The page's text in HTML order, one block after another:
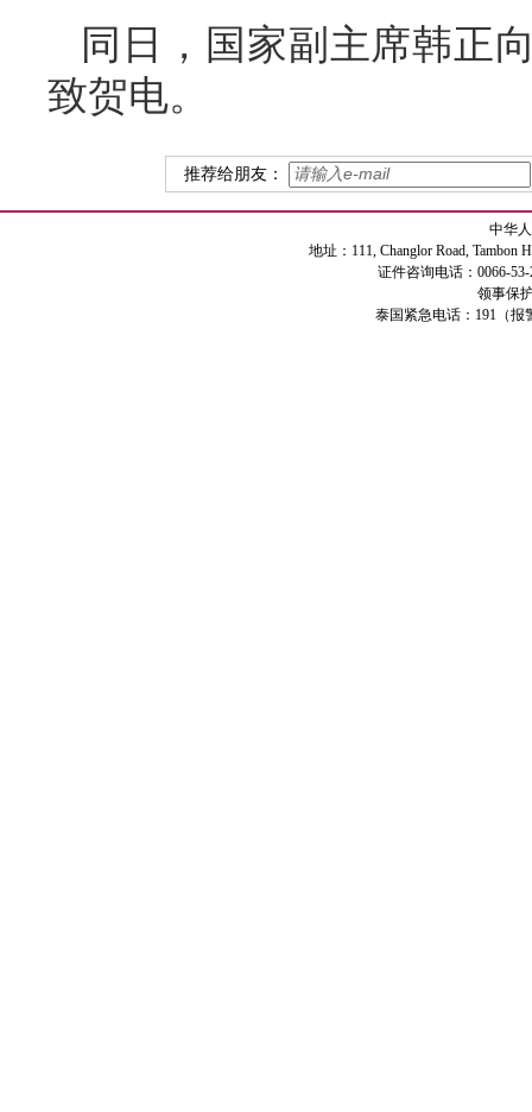
同日，国家副主席韩正
致贺电。
推荐给朋友：
中华
地址：111, Changlor Road, Tambon
证件咨询电话：0066-
领事保
泰国紧急电话：191（报